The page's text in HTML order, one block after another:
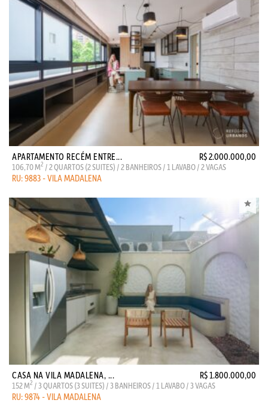
APARTAMENTO RECÉM ENTRE... R$ 2.000.000,00
106,70 M2 / 2 QUARTOS (2 SUITES) / 2 BANHEIROS / 1 LAVABO / 2 VAGAS
RU: 9883 - VILA MADALENA
CASA NA VILA MADALENA, ... R$ 1.800.000,00
152 M2 / 3 QUARTOS (3 SUITES) / 3 BANHEIROS / 1 LAVABO / 3 VAGAS
RU: 9874 - VILA MADALENA